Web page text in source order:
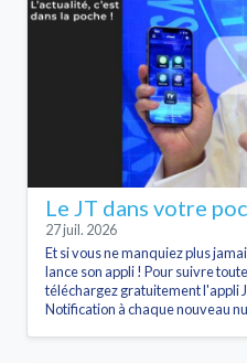
Le JT dans votre
27 juil. 2026
Et si vous ne manquiez plus
lance son appli ! Pour suivre
téléchargez gratuitement l'appli
Notification à chaque nouveau